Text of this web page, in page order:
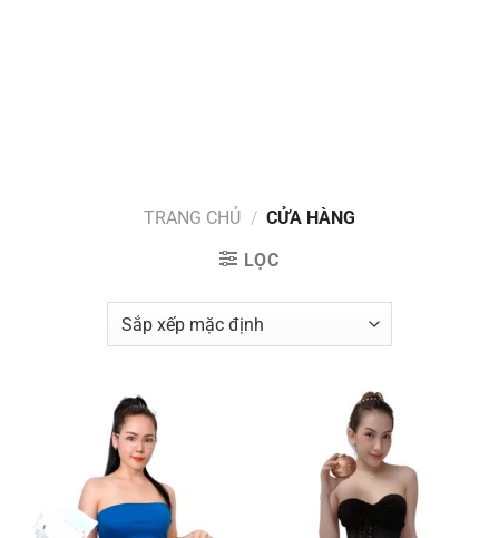
TRANG CHỦ / CỬA HÀNG
LỌC